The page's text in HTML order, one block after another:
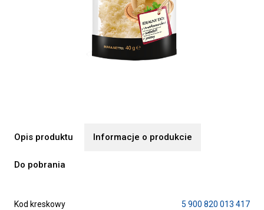
Opis produktu Informacje o produkcie
Do pobrania
Kod kreskowy 5 900 820 013 417